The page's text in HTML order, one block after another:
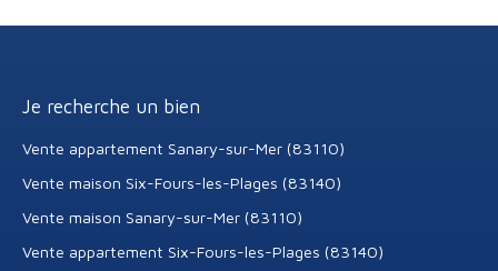
Je recherche un bien
Vente appartement Sanary-sur-Mer (83110)
Vente maison Six-Fours-les-Plages (83140)
Vente maison Sanary-sur-Mer (83110)
Vente appartement Six-Fours-les-Plages (83140)